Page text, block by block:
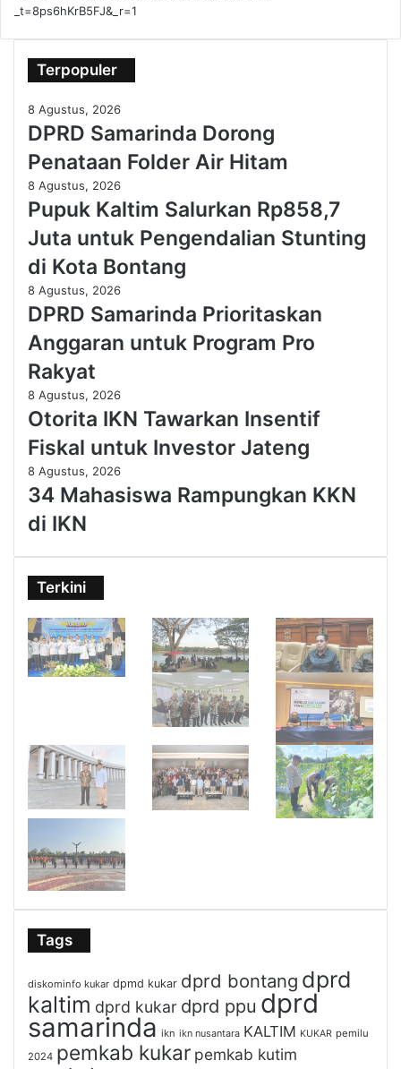
_t=8ps6hKrB5FJ&_r=1
Terpopuler
8 Agustus, 2026
DPRD Samarinda Dorong
Penataan Folder Air Hitam
8 Agustus, 2026
Pupuk Kaltim Salurkan Rp858,7
Juta untuk Pengendalian Stunting
di Kota Bontang
8 Agustus, 2026
DPRD Samarinda Prioritaskan
Anggaran untuk Program Pro
Rakyat
8 Agustus, 2026
Otorita IKN Tawarkan Insentif
Fiskal untuk Investor Jateng
8 Agustus, 2026
34 Mahasiswa Rampungkan KKN
di IKN
Terkini
Tags
diskominfo kukar dpmd kukar dprd bontang dprd
kaltim dprd kukar dprd ppu dprd
samarinda ikn ikn nusantara KALTIM KUKAR pemilu
2024 pemkab kukar pemkab kutim